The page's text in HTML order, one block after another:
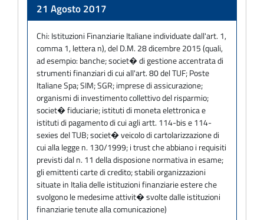
21 Agosto 2017
Chi: Istituzioni Finanziarie Italiane individuate dall'art. 1,
comma 1, lettera n), del D.M. 28 dicembre 2015 (quali,
ad esempio: banche; societ� di gestione accentrata di
strumenti finanziari di cui all'art. 80 del TUF; Poste
Italiane Spa; SIM; SGR; imprese di assicurazione;
organismi di investimento collettivo del risparmio;
societ� fiduciarie; istituti di moneta elettronica e
istituti di pagamento di cui agli artt. 114-bis e 114-
sexies del TUB; societ� veicolo di cartolarizzazione di
cui alla legge n. 130/1999; i trust che abbiano i requisiti
previsti dal n. 11 della disposione normativa in esame;
gli emittenti carte di credito; stabili organizzazioni
situate in Italia delle istituzioni finanziarie estere che
svolgono le medesime attivit� svolte dalle istituzioni
finanziarie tenute alla comunicazione)